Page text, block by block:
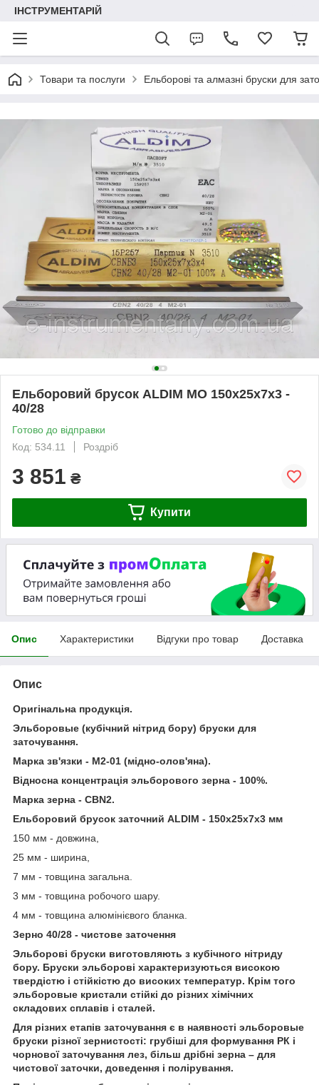
ІНСТРУМЕНТАРІЙ
Товари та послуги Ельборові та алмазні бруски для
Ельборовий брусок ALDIM МО 150х25х7х3 -
40/28
Готово до відправки
Код: 534.11
Роздріб
3 851 ₴
Купити
Опис Характеристики Відгуки про товар Доставка
Опис
Оригінальна продукція.
Эльборовые (кубічний нітрид бору) бруски для
заточування.
Марка зв'язки - М2-01 (мідно-олов'яна).
Відносна концентрація эльборового зерна - 100%.
Марка зерна - СBN2.
Ельборовий брусок заточний ALDIM - 150х25х7х3 мм
150 мм - довжина,
25 мм - ширина,
7 мм - товщина загальна.
3 мм - товщина робочого шару.
4 мм - товщина алюмінієвого бланка.
Зерно 40/28 - чистове заточення
Эльборові бруски виготовляють з кубічного нітриду
бору. Бруски эльборові характеризуються високою
твердістю і стійкістю до високих температур. Крім того
эльборовые кристали стійкі до різних хімічних
складових сплавів і сталей.
Для різних етапів заточування є в наявності эльборовые
бруски різної зернистості: грубіші для формування РК і
чорнової заточування лез, більш дрібні зерна – для
чистової заточки, доведення і полірування.